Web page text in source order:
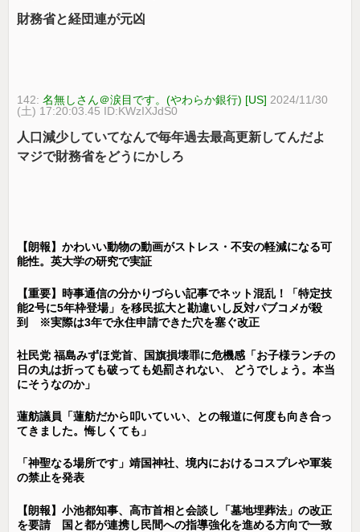
財務省と経団連が元凶
142:名無しさん＠涙目です。(やわらか銀行) [US] 2024/11/30
(土) 17:20:03.45 ID:KWzIXJdS0
人口減少していてなんで毎年過去最高更新してんだよ
マジで財務省をどうにかしろ
【朗報】かわいい動物の動画がストレス・不安の軽減になる可
能性。英大学の研究で実証
【重要】時事通信の分かりづらい記事でネット混乱！「特定技
能2号に5年枠登場」を移民拡大と勘違いし反対パブコメが殺
到 ※実際は3年で永住申請できた穴を塞ぐ改正
社民党 福島みずほ党首、国旗損壊罪に危機感「お子様ランチの
日の丸は折っても破っても処罰されない、 どうでしょう。本当
にそうなのか」
蓮舫議員「蓮舫だから叩いていい、との報道に何度も向き合っ
てきました。悔しくても」
「神聖なる場所です」靖国神社、境内におけるコスプレや軍装
の禁止を発表
【朗報】小池都知事、高市首相と会談し「墓地埋葬法」の改正
を要請 国と都が連携し民間への指導強化を進める方向で一致